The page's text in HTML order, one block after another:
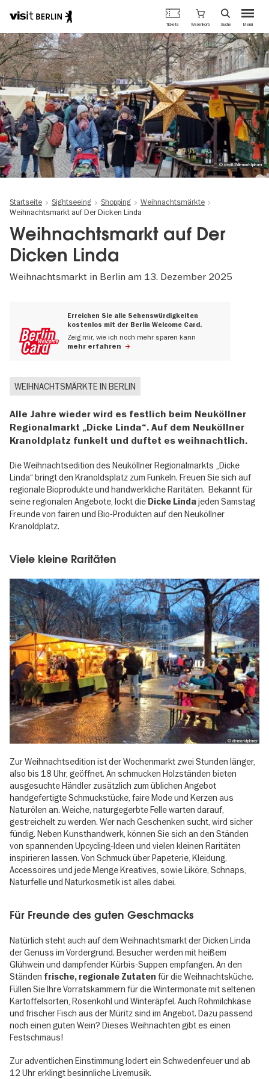
Direkt
zum
Inhalt
Berlins
offizielles
Tourismusportal
Menü
Tickets Warenkorb Suche
© credit@diemarktplaner
Startseite Sightseeing Shopping
Weihnachtsmärkte
Weihnachtsmarkt auf Der Dicken Linda
Weihnachtsmarkt auf Der
Dicken Linda
Weihnachtsmarkt in Berlin am 13. Dezember 2025
Erreichen Sie alle Sehenswürdigkeiten
kostenlos mit der Berlin Welcome Card.
Zeig mir, wie ich noch mehr sparen kann
mehr erfahren
WEIHNACHTSMÄRKTE IN BERLIN
Alle Jahre wieder wird es festlich beim Neuköllner
Regionalmarkt „Dicke Linda“. Auf dem Neuköllner
Kranoldplatz funkelt und duftet es weihnachtlich.
Die Weihnachtsedition des Neuköllner Regionalmarkts „Dicke
Linda“ bringt den Kranoldsplatz zum Funkeln. Freuen Sie sich auf
regionale Bioprodukte und handwerkliche Raritäten. Bekannt für
seine regionalen Angebote, lockt die Dicke Lindajeden Samstag
Freunde von fairen und Bio-Produkten auf den Neuköllner
Kranoldplatz.
Viele kleine Raritäten
, © diemarktplaner
Zur Weihnachtsedition ist der Wochenmarkt zwei Stunden länger,
also bis 18 Uhr, geöffnet. An schmucken Holzständen bieten
ausgesuchte Händler zusätzlich zum üblichen Angebot
handgefertigte Schmuckstücke, faire Mode und Kerzen aus
Naturölen an. Weiche, naturgegerbte Felle warten darauf,
gestreichelt zu werden. Wer nach Geschenken sucht, wird sicher
fündig. Neben Kunsthandwerk, können Sie sich an den Ständen
von spannenden Upcycling-Ideen und vielen kleinen Raritäten
inspirieren lassen. Von Schmuck über Papeterie, Kleidung,
Accessoires und jede Menge Kreatives, sowie Liköre, Schnaps,
Naturfelle und Naturkosmetik ist alles dabei.
Für Freunde des guten Geschmacks
Natürlich steht auch auf dem Weihnachtsmarkt der Dicken Linda
der Genuss im Vordergrund. Besucher werden mit heißem
Glühwein und dampfender Kürbis-Suppen empfangen. An den
Ständen frische, regionale Zutaten für die Weihnachtsküche.
Füllen Sie Ihre Vorratskammern für die Wintermonate mit seltenen
Kartoffelsorten, Rosenkohl und Winteräpfel. Auch Rohmilchkäse
und frischer Fisch aus der Müritz sind im Angebot. Dazu passend
noch einen guten Wein? Dieses Weihnachten gibt es einen
Festschmaus!
Zur adventlichen Einstimmung lodert ein Schwedenfeuer und ab
12 Uhr erklingt besinnliche Livemusik.